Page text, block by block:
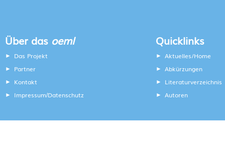
Über das oeml
Das Projekt
Partner
Kontakt
Impressum/Datenschutz
Quicklinks
Aktuelles/Home
Abkürzungen
Literaturverzeichnis
Autoren